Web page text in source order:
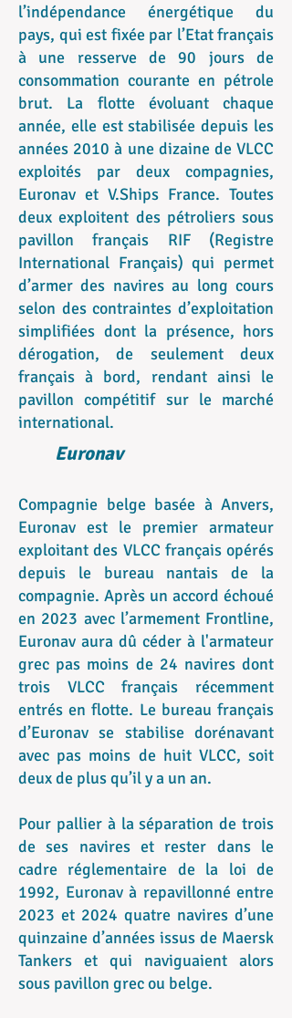
l’indépendance énergétique du
pays, qui est fixée par l’Etat français
à une resserve de 90 jours de
consommation courante en pétrole
brut. La flotte évoluant chaque
année, elle est stabilisée depuis les
années 2010 à une dizaine de VLCC
exploités par deux compagnies,
Euronav et V.Ships France. Toutes
deux exploitent des pétroliers sous
pavillon français RIF (Registre
International Français) qui permet
d’armer des navires au long cours
selon des contraintes d’exploitation
simplifiées dont la présence, hors
dérogation, de seulement deux
français à bord, rendant ainsi le
pavillon compétitif sur le marché
international.
Euronav
Compagnie belge basée à Anvers,
Euronav est le premier armateur
exploitant des VLCC français opérés
depuis le bureau nantais de la
compagnie. Après un accord échoué
en 2023 avec l’armement Frontline,
Euronav aura dû céder à l'armateur
grec pas moins de 24 navires dont
trois VLCC français récemment
entrés en flotte. Le bureau français
d’Euronav se stabilise dorénavant
avec pas moins de huit VLCC, soit
deux de plus qu’il y a un an.
Pour pallier à la séparation de trois
de ses navires et rester dans le
cadre réglementaire de la loi de
1992, Euronav à repavillonné entre
2023 et 2024 quatre navires d’une
quinzaine d’années issus de Maersk
Tankers et qui naviguaient alors
sous pavillon grec ou belge.